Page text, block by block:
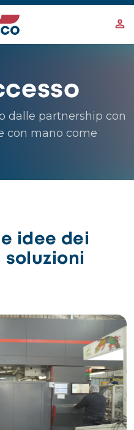
dalle partnership con
con mano come
alti standard di
idee dei